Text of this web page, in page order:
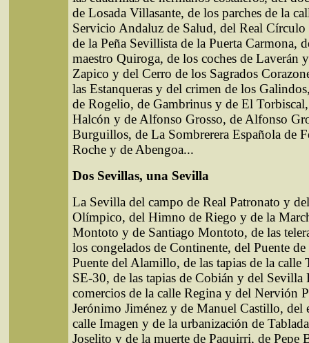
de Losada Villasante, de los parches de la
Servicio Andaluz de Salud, del Real Círculo
de la Peña Sevillista de la Puerta Carmona,
maestro Quiroga, de los coches de Laverán
Zapico y del Cerro de los Sagrados
las Estanqueras y del crimen de los
de Rogelio, de Gambrinus y de El
Halcón y de Alfonso Grosso, de Alfonso
Burguillos, de La Sombrerera Española de
Roche y de Abengoa...
Dos Sevillas, una Sevilla
La Sevilla del campo de Real Patronato y
Olímpico, del Himno de Riego y de la
Montoto y de Santiago Montoto, de las
los congelados de Continente, del Puente
Puente del Alamillo, de las tapias de la calle
SE-30, de las tapias de Cobián y del Sevilla
comercios de la calle Regina y del Nervión
Jerónimo Jiménez y de Manuel Castillo, del
calle Imagen y de la urbanización de
Joselito y de la muerte de Paquirri, de Pepe